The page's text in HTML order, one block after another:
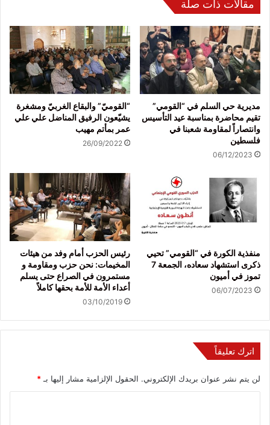
مقالات ذات صلة
مديرية حي السلم في “القومي”
تقيم محاضرة بمناسبة عيد التأسيس
وانتصاراً لمقاومة شعبنا في
فلسطين
06/12/2023
“القوميّ” والبقاع الغربيّ ومشغرة
يشيّعون الرفيق المناضل علي علي
عمر بمأتم مهيب
26/09/2022
منفذية الكورة في “القومي” تحيي
ذكرى استشهاد سعاده، الجمعة 7
تموز في أميون
06/07/2023
رئيس الحزب أمام وفد من هيئات
المخيمات: نحن حزب ومقاومة و
مستمرون في الصراع حتى يسلم
أعداء الأمة للأمة بحقها كاملاً
03/10/2019
اترك تعليقاً
لن يتم نشر عنوان بريدك الإلكتروني. الحقول الإلزامية مشار إليها بـ *